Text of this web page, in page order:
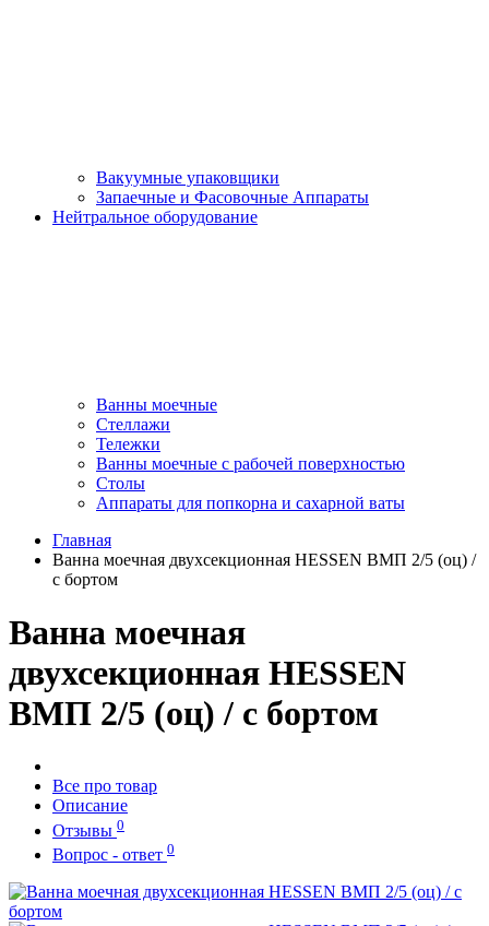
Вакуумные упаковщики
Запаечные и Фасовочные Аппараты
Нейтральное оборудование
Ванны моечные
Стеллажи
Тележки
Ванны моечные с рабочей поверхностью
Столы
Аппараты для попкорна и сахарной ваты
Главная
Ванна моечная двухсекционная HESSEN ВМП 2/5 (оц) /
с бортом
Ванна моечная
двухсекционная HESSEN
ВМП 2/5 (оц) / с бортом
Все про товар
Описание
Отзывы 0
Вопрос - ответ 0